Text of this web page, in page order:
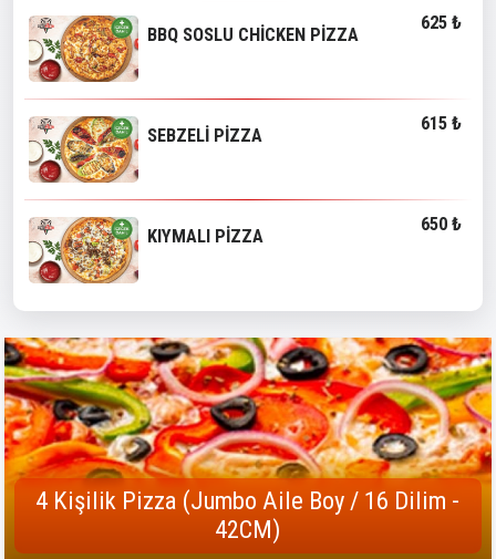
BBQ SOSLU CHİCKEN PİZZA
625 ₺
SEBZELİ PİZZA
615 ₺
KIYMALI PİZZA
650 ₺
4 Kişilik Pizza (Jumbo Aile Boy / 16 Dilim -
42CM)